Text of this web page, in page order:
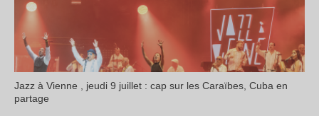
Jazz à Vienne , jeudi 9 juillet : cap sur les Caraïbes, Cuba en
partage